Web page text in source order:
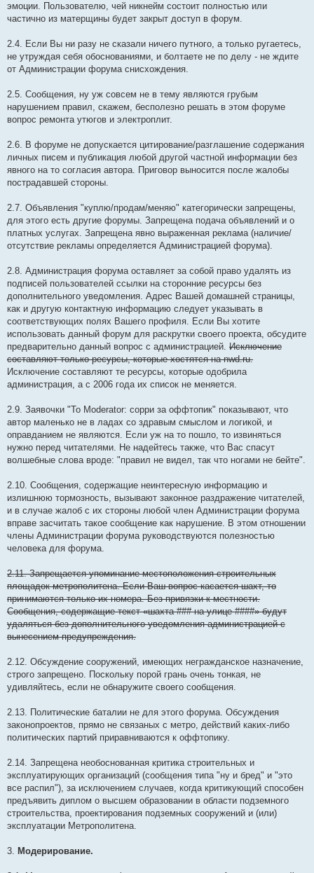
эмоции. Пользователю, чей никнейм состоит полностью или
частично из матерщины будет закрыт доступ в форум.
2.4. Если Вы ни разу не сказали ничего путного, а только ругаетесь,
не утруждая себя обоснованиями, и болтаете не по делу - не ждите
от Администрации форума снисхождения.
2.5. Сообщения, ну уж совсем не в тему являются грубым
нарушением правил, скажем, бесполезно решать в этом форуме
вопрос ремонта утюгов и электроплит.
2.6. В форуме не допускается цитирование/разглашение содержания
личных писем и публикация любой другой частной информации без
явного на то согласия автора. Приговор выносится после жалобы
пострадавшей стороны.
2.7. Объявления "куплю/продам/меняю" категорически запрещены,
для этого есть другие форумы. Запрещена подача объявлений и о
платных услугах. Запрещена явно выраженная реклама (наличие/
отсутствие рекламы определяется Администрацией форума).
2.8. Администрация форума оставляет за собой право удалять из
подписей пользователей ссылки на сторонние ресурсы без
дополнительного уведомления. Адрес Вашей домашней страницы,
как и другую контактную информацию следует указывать в
соответствующих полях Вашего профиля. Если Вы хотите
использовать данный форум для раскрутки своего проекта, обсудите
предварительно данный вопрос с администрацией. Исключение
составляют только ресурсы, которые хостятся на nwd.ru.
Исключение составляют те ресурсы, которые одобрила
администрация, а с 2006 года их список не меняется.
2.9. Заявочки "To Moderator: сорри за оффтопик" показывают, что
автор маленько не в ладах со здравым смыслом и логикой, и
оправданием не являются. Если уж на то пошло, то извиняться
нужно перед читателями. Не надейтесь также, что Вас спасут
волшебные слова вроде: "правил не видел, так что ногами не бейте".
2.10. Сообщения, содержащие неинтересную информацию и
излишнюю тормозность, вызывают законное раздражение читателей,
и в случае жалоб с их стороны любой член Администрации форума
вправе засчитать такое сообщение как нарушение. В этом отношении
члены Администрации форума руководствуются полезностью
человека для форума.
2.11. Запрещается упоминание местоположения строительных
площадок метрополитена. Если Ваш вопрос касается шахт, то
принимаются только их номера. Без привязки к местности.
Сообщения, содержащие текст «шахта ### на улице ####» будут
удаляться без дополнительного уведомления администрацией с
вынесением предупреждения.
2.12. Обсуждение сооружений, имеющих негражданское назначение,
строго запрещено. Поскольку порой грань очень тонкая, не
удивляйтесь, если не обнаружите своего сообщения.
2.13. Политические баталии не для этого форума. Обсуждения
законопроектов, прямо не связаных с метро, действий каких-либо
политических партий приравниваются к оффтопику.
2.14. Запрещена необоснованная критика строительных и
эксплуатирующих организаций (сообщения типа "ну и бред" и "это
все распил"), за исключением случаев, когда критикующий способен
предъявить диплом о высшем образовании в области подземного
строительства, проектирования подземных сооружений и (или)
эксплуатации Метрополитена.
3. Модерирование.